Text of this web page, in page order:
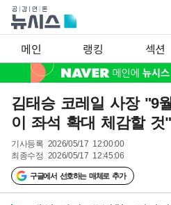
메인 랭킹 섹션
김태승 코레일 사장 "9
이 좌석 확대 체감할 것"
기사등록 2026/05/17 12:00:00
최종수정 2026/05/17 12:45:06
구글에서 선호하는 매체로 추가